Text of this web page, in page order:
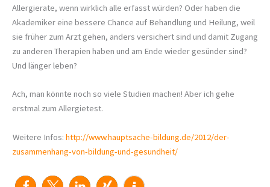
Allergierate, wenn wirklich alle erfasst würden? Oder haben die
Akademiker eine bessere Chance auf Behandlung und Heilung, weil
sie früher zum Arzt gehen, anders versichert sind und damit Zugang
zu anderen Therapien haben und am Ende wieder gesünder sind?
Und länger leben?
Ach, man könnte noch so viele Studien machen! Aber ich gehe
erstmal zum Allergietest.
Weitere Infos: http://www.hauptsache-bildung.de/2012/der-
zusammenhang-von-bildung-und-gesundheit/